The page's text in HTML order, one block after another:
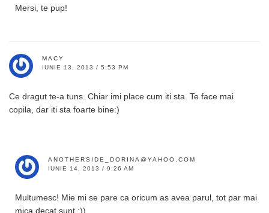
Mersi, te pup!
MACY
IUNIE 13, 2013 / 5:53 PM
Ce dragut te-a tuns. Chiar imi place cum iti sta. Te face mai
copila, dar iti sta foarte bine:)
ANOTHERSIDE_DORINA@YAHOO.COM
IUNIE 14, 2013 / 9:26 AM
Multumesc! Mie mi se pare ca oricum as avea parul, tot par mai
mica decat sunt :))